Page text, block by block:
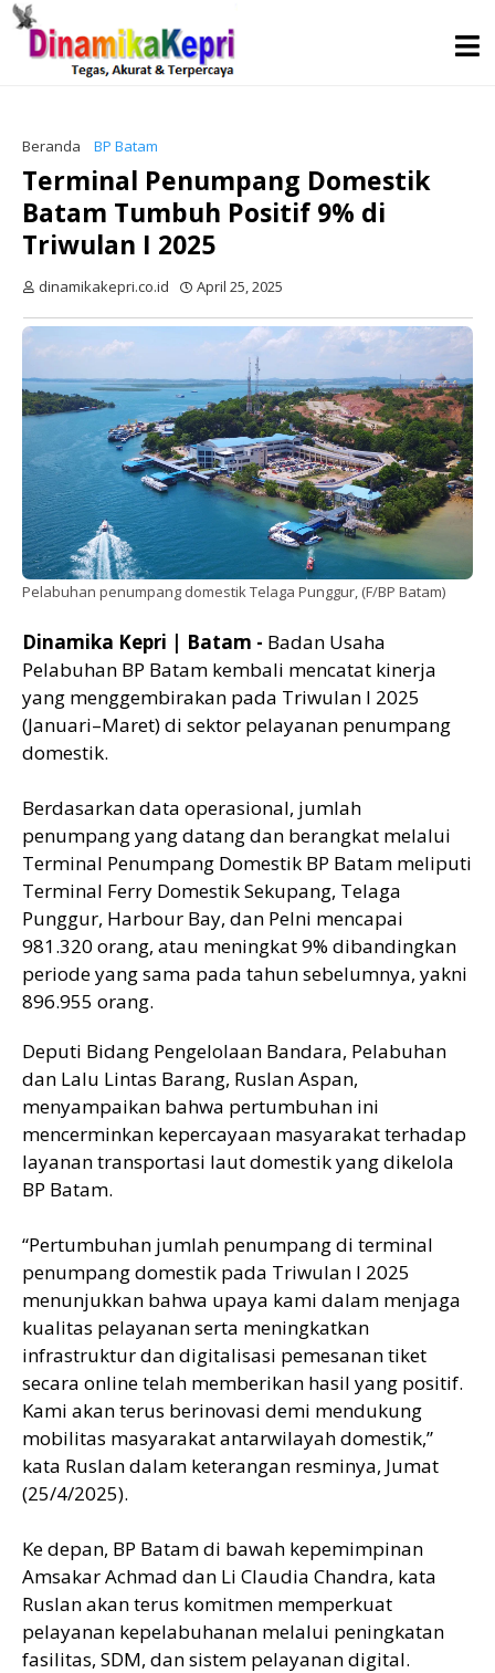
Beranda BP Batam
Terminal Penumpang Domestik
Batam Tumbuh Positif 9% di
Triwulan I 2025
dinamikakepri.co.id April 25, 2025
Pelabuhan penumpang domestik Telaga Punggur, (F/BP Batam)
Dinamika Kepri | Batam - Badan Usaha
Pelabuhan BP Batam kembali mencatat kinerja
yang menggembirakan pada Triwulan I 2025
(Januari–Maret) di sektor pelayanan penumpang
domestik.
Berdasarkan data operasional, jumlah
penumpang yang datang dan berangkat melalui
Terminal Penumpang Domestik BP Batam meliputi
Terminal Ferry Domestik Sekupang, Telaga
Punggur, Harbour Bay, dan Pelni mencapai
981.320 orang, atau meningkat 9% dibandingkan
periode yang sama pada tahun sebelumnya, yakni
896.955 orang.
Deputi Bidang Pengelolaan Bandara, Pelabuhan
dan Lalu Lintas Barang, Ruslan Aspan,
menyampaikan bahwa pertumbuhan ini
mencerminkan kepercayaan masyarakat terhadap
layanan transportasi laut domestik yang dikelola
BP Batam.
“Pertumbuhan jumlah penumpang di terminal
penumpang domestik pada Triwulan I 2025
menunjukkan bahwa upaya kami dalam menjaga
kualitas pelayanan serta meningkatkan
infrastruktur dan digitalisasi pemesanan tiket
secara online telah memberikan hasil yang positif.
Kami akan terus berinovasi demi mendukung
mobilitas masyarakat antarwilayah domestik,”
kata Ruslan dalam keterangan resminya, Jumat
(25/4/2025).
Ke depan, BP Batam di bawah kepemimpinan
Amsakar Achmad dan Li Claudia Chandra, kata
Ruslan akan terus komitmen memperkuat
pelayanan kepelabuhanan melalui peningkatan
fasilitas, SDM, dan sistem pelayanan digital.